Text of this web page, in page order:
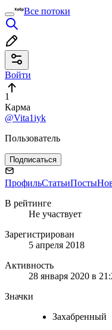
Все потоки
Войти
1
Карма
@Vita1iyk
Пользователь
Подписаться
ПрофильСтатьиПосты
В рейтинге
Не участвует
Зарегистрирован
5 апреля 2018
Активность
28 января 2020 в
Значки
Захабренный